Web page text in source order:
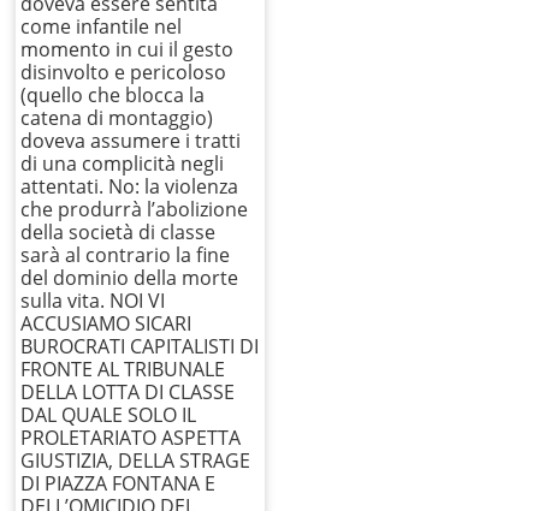
come infantile nel
momento in cui il gesto
disinvolto e pericoloso
(quello che blocca la
catena di montaggio)
doveva assumere i tratti
di una complicità negli
attentati. No: la violenza
che produrrà l’abolizione
della società di classe
sarà al contrario la fine
del dominio della morte
sulla vita. NOI VI
ACCUSIAMO SICARI
BUROCRATI CAPITALISTI DI
FRONTE AL TRIBUNALE
DELLA LOTTA DI CLASSE
DAL QUALE SOLO IL
PROLETARIATO ASPETTA
GIUSTIZIA, DELLA STRAGE
DI PIAZZA FONTANA E